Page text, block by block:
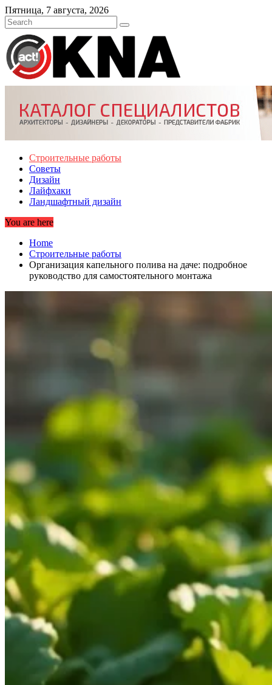
Skip
to
content
Пятница, 7 августа, 2026
Строительные работы
Советы
Дизайн
Лайфхаки
Ландшафтный дизайн
You are here
Home
Строительные работы
Организация капельного полива на даче: подробное
руководство для самостоятельного монтажа